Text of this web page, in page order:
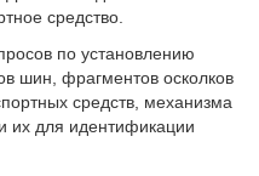
средство.
по установлению
шин, фрагментов осколков
средств, механизма
их для идентификации